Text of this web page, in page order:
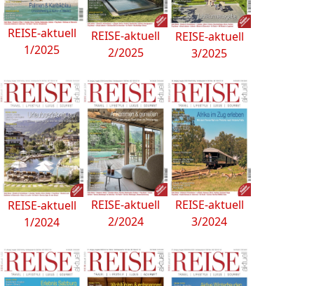
REISE-aktuell
1/2025
REISE-aktuell
2/2025
REISE-aktuell
3/2025
REISE-aktuell
1/2024
REISE-aktuell
2/2024
REISE-aktuell
3/2024